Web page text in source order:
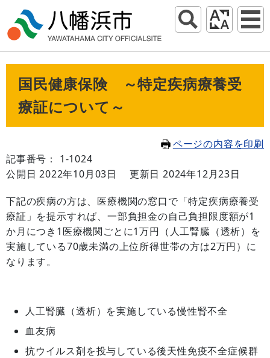
国民健康保険 ～特定疾病療養受
療証について～
ページの内容を印刷
記事番号： 1-1024
公開日 2022年10月03日
更新日 2024年12月23日
下記の疾病の方は、医療機関の窓口で「特定疾病療養受
療証」を提示すれば、一部負担金の自己負担限度額が1
か月につき1医療機関ごとに1万円（人工腎臓（透析）を
実施している70歳未満の上位所得世帯の方は2万円）に
なります。
人工腎臓（透析）を実施している慢性腎不全
血友病
抗ウイルス剤を投与している後天性免疫不全症候群